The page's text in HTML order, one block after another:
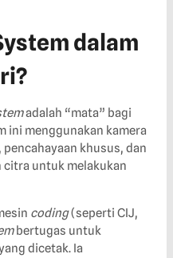
dalam
adalah “mata” bagi
ini menggunakan kamera
khusus, dan
citra untuk melakukan
coding(seperti CIJ,
bertugas untuk
dicetak. Ia